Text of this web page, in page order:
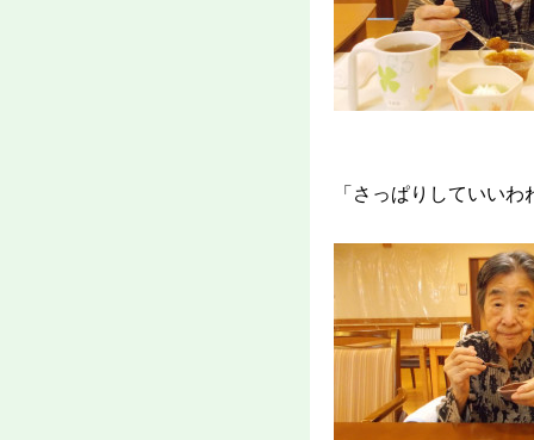
「さっぱりしていいわ